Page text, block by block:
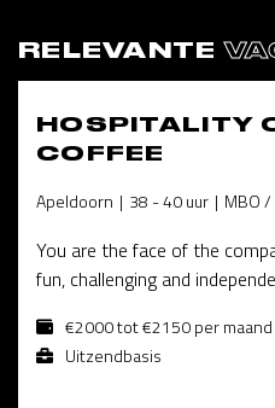
RELEVANTE
HOSPITALITY
COFFEE
Apeldoorn 38 - 40 uur MBO
You are the face of the
fun, challenging and
€2000 tot €2150 per maand
Uitzendbasis